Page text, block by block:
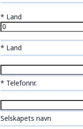
* Land
* Land
* Telefonnr.
Selskapets navn